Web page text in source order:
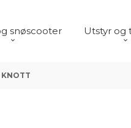
snøscooter Utstyr og